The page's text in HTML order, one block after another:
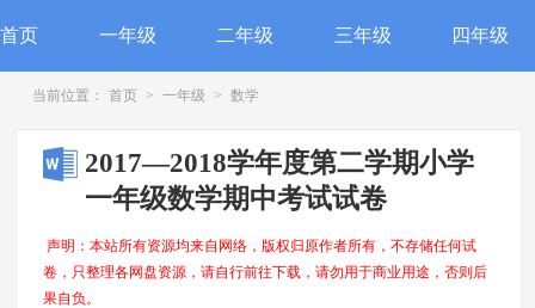
首页 一年级 二年级 三年级 四年级
当前位置： 首页 > 一年级 > 数学
2017—2018学年度第二学期小学
一年级数学期中考试试卷
声明：本站所有资源均来自网络，版权归原作者所有，不存储任何试
卷，只整理各网盘资源，请自行前往下载，请勿用于商业用途，否则后
果自负。